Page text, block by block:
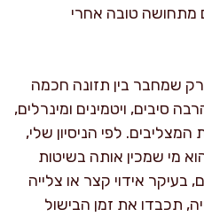
מתחושה טובה אחרי
שמחבר בין תזונה חכמה
סיבים, ויטמינים ומינרלים,
לפי הניסיון שלי,
מי שמכין אותה בשיטות
אידוי קצר או צלייה
תכבדו את זמן הבישול